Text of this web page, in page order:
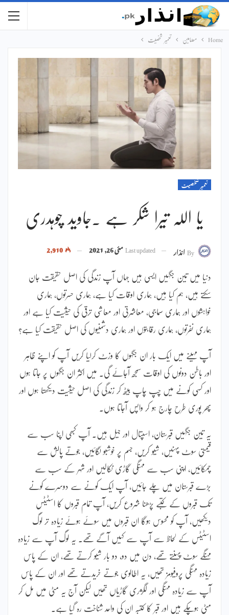
Home مضامین تعمیر شخصیت
تعمیر شخصیت
یا اللہ تیرا شکر ہے ۔جاوید چوہدری
Byانذار Last updatedمئی 26, 2021
دنیا میں تین جگہیں ایسی ہیں جہاں آپ زندگی کی اصل حقیقت جان
سکتے ہیں، ہم کیا ہیں، ہماری اوقات کیا ہے، ہماری حسرتوں، ہماری
خواہشوں اور ہماری سماجی، معاشرتی اور معاشی ترقی کی حیثیت کیا ہے اور
ہماری نفرتوں، ہماری رقابتوں اور ہماری دشمنیوں کی اصل حقیقت کیا ہے؟
آپ مہینے میں ایک بار ان جگہوں کا وزٹ کرلیا کریں آپ کو اپنے ظاہر
اور باطن دونوں کی اوقات سمجھ آجائے گی۔ میں اکثر ان جگہوں پر جاتا ہوں
اور کسی کونے میں چپ چاپ بیٹھ کر زندگی کی اصل حیثیت دیکھتا ہوں اور
پھر پوری طرح چارج ہو کر واپس آجاتا ہوں۔
یہ تین جگہیں قبرستان، اسپتال اور جیل ہیں۔ آپ کبھی اپنا سب سے
قیمتی سوٹ پہنیں، شیو کریں، جسم پر خوشبو لگائیں، جوتے پالش سے
چمکائیں، اپنی سب سے مہنگی گاڑی نکالیں اور شہر کے سب سے
بڑے قبرستان میں چلے جائیں، آپ ایک کونے سے دوسرے کونے
تک قبروں کے کتبے پڑھنا شروع کریں، آپ تمام قبروں کا اسٹیٹس
دیکھیں، آپ کو محسوس ہوگا ان قبروں میں سوئے ہوئے زیادہ تر لوگ
اسٹیٹس کے لحاظ سے آپ سے کہیں آگے تھے۔ یہ لوگ آپ سے زیادہ
مہنگے سوٹ پہنتے تھے، دن میں دو، دو بار شیو کرتے تھے، ان کے پاس
زیادہ مہنگی پروفیومز تھیں، یہ اطالوی جوتے خریدتے تھے اور ان کے پاس
آپ سے زیادہ مہنگی اور لگژری گاڑیاں تھیں لیکن آج یہ مٹی میں مل کر
مٹی ہوچکے ہیں اور قبر کا کتبہ ان کی واحد شناخت رہ گیا ہے۔